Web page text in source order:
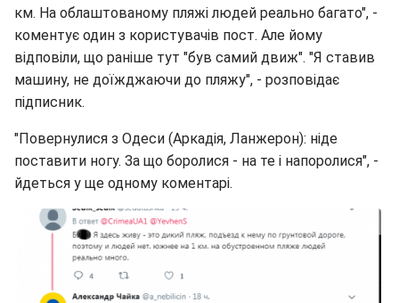
км. На облаштованому пляжі людей реально багато", -
коментує один з користувачів пост. Але йому
відповіли, що раніше тут "був самий движ". "Я ставив
машину, не доїжджаючи до пляжу", - розповідає
підписник.
"Повернулися з Одеси (Аркадія, Ланжерон): ніде
поставити ногу. За що боролися - на те і напоролися", -
йдеться у ще одному коментарі.